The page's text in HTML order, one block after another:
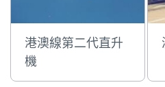
港澳線第二代直升
機